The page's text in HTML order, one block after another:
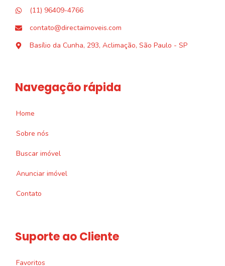
(11) 96409-4766
contato@directaimoveis.com
Basílio da Cunha, 293, Aclimação, São Paulo - SP
Navegação rápida
Home
Sobre nós
Buscar imóvel
Anunciar imóvel
Contato
Suporte ao Cliente
Favoritos